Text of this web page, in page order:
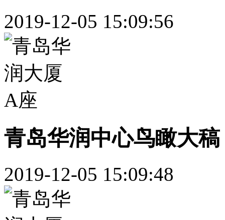
2019-12-05 15:09:56
青岛华润中心鸟瞰大稿
2019-12-05 15:09:48